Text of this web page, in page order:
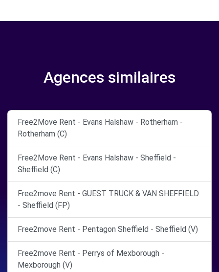
Agences similaires
Free2Move Rent - Evans Halshaw - Rotherham -
Rotherham (C)
Free2Move Rent - Evans Halshaw - Sheffield -
Sheffield (C)
Free2move Rent - GUEST TRUCK & VAN SHEFFIELD
- Sheffield (FP)
Free2move Rent - Pentagon Sheffield - Sheffield (V)
Free2move Rent - Perrys of Mexborough -
Mexborough (V)